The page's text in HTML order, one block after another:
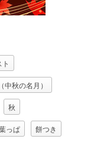
中秋の名月）
秋
っぱ 餅つき